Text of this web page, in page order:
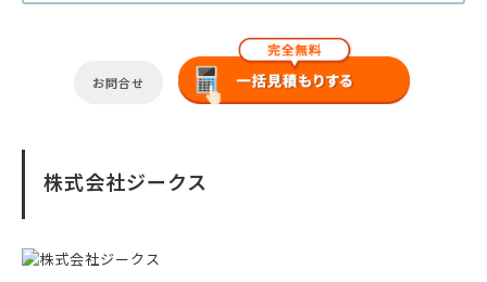
お問合せ
株式会社ジークス